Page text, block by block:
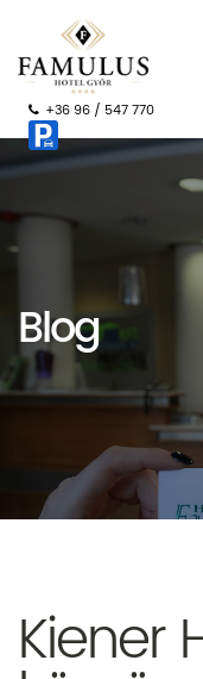
+36 96 / 547 770
Blog
Kiener